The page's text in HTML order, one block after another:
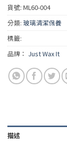
貨號: ML60-004
分類: 玻璃清潔保養
標籤:
品牌： Just Wax It
描述